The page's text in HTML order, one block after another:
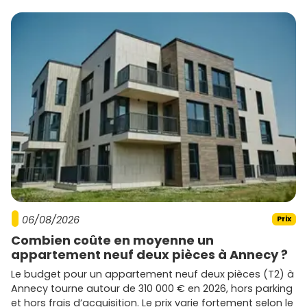
06/08/2026 Prix
Combien coûte en moyenne un
appartement neuf deux pièces à Annecy ?
Le budget pour un appartement neuf deux pièces (T2) à
Annecy tourne autour de 310 000 € en 2026, hors parking
et hors frais d’acquisition. Le prix varie fortement selon le